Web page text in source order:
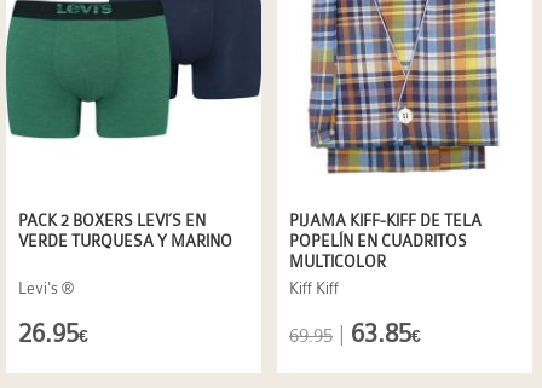
PACK 2 BOXERS LEVI´S EN
VERDE TURQUESA Y MARINO
Levi's ®
26.95€
PIJAMA KIFF-KIFF DE TELA
POPELÍN EN CUADRITOS
MULTICOLOR
Kiff Kiff
69.95 63.85€